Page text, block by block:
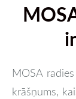
MOSA
krāšņums,